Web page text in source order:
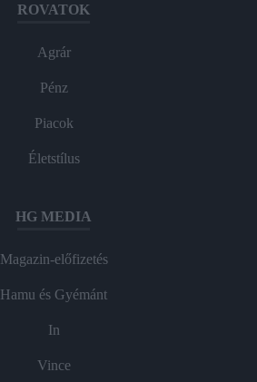
ROVATOK
Agrár
Pénz
Piacok
Életstílus
HG MEDIA
Magazin-előfizetés
Hamu és Gyémánt
In
Vince